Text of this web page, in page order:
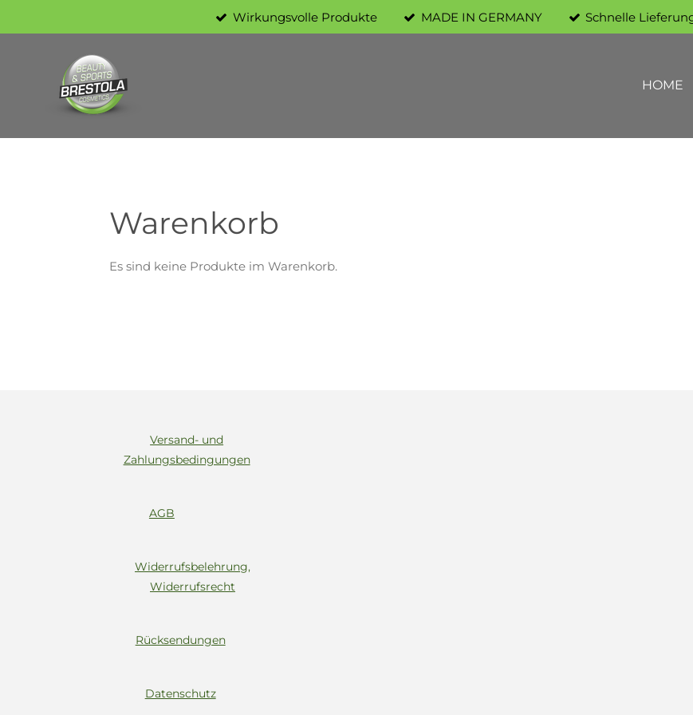
Wirkungsvolle Produkte MADE IN GERMANY Schnelle
HOME
Warenkorb
Es sind keine Produkte im Warenkorb.
Versand- und
Zahlungsbedingungen
AGB
Widerrufsbelehrung,
Widerrufsrecht
Rücksendungen
Datenschutz